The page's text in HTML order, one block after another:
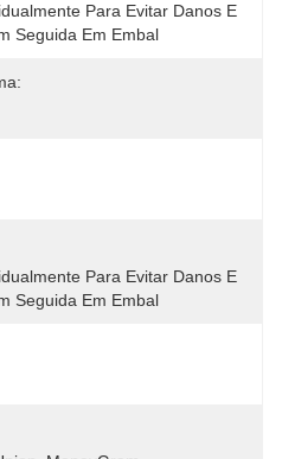
Para Evitar Danos E
Seguida Em Embal
Para Evitar Danos E
Seguida Em Embal